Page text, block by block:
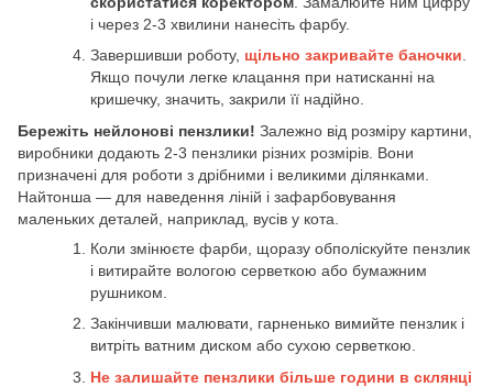
і через 2-3 хвилини нанесіть фарбу.
Завершивши роботу, щільно закривайте баночки.
Якщо почули легке клацання при натисканні на
кришечку, значить, закрили її надійно.
Бережіть нейлонові пензлики! Залежно від розміру картини,
виробники додають 2-3 пензлики різних розмірів. Вони
призначені для роботи з дрібними і великими ділянками.
Найтонша — для наведення ліній і зафарбовування
маленьких деталей, наприклад, вусів у кота.
Коли змінюєте фарби, щоразу обполіскуйте пензлик
і витирайте вологою серветкою або бумажним
рушником.
Закінчивши малювати, гарненько вимийте пензлик і
витріть ватним диском або сухою серветкою.
Не залишайте пензлики більше години в склянці